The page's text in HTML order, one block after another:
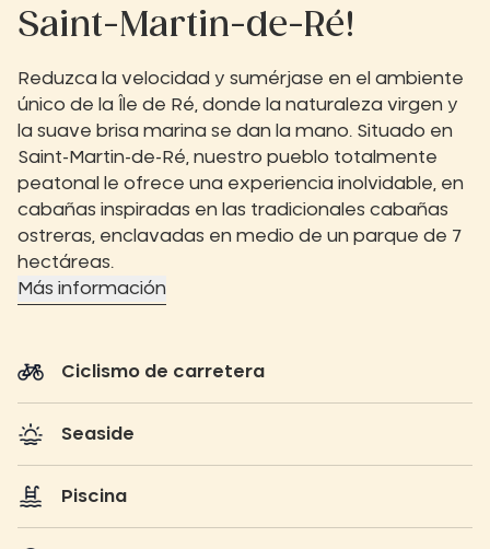
Saint-Martin-de-Ré!
Reduzca la velocidad y sumérjase en el ambiente
único de la Île de Ré, donde la naturaleza virgen y
la suave brisa marina se dan la mano. Situado en
Saint-Martin-de-Ré, nuestro pueblo totalmente
peatonal le ofrece una experiencia inolvidable, en
cabañas inspiradas en las tradicionales cabañas
ostreras, enclavadas en medio de un parque de 7
hectáreas.
Más información
Ciclismo de carretera
Seaside
Piscina